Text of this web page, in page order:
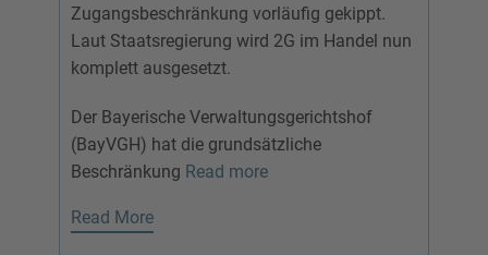
Zugangsbeschränkung vorläufig gekippt.
Laut Staatsregierung wird 2G im Handel nun
komplett ausgesetzt.
Der Bayerische Verwaltungsgerichtshof
(BayVGH) hat die grundsätzliche
Beschränkung Read more
Read More